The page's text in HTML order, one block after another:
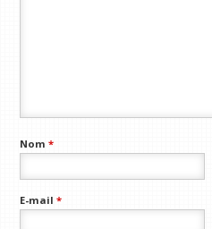
Nom*
E-mail*